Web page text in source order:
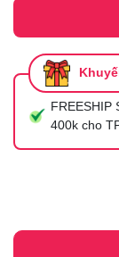
FREESHIP
400k cho